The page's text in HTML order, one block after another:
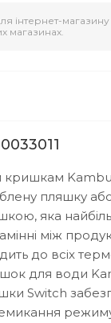
інтернет-магазину
магазинах.
кришкам
пляшку
яка
між
до всіх
для води
Switch